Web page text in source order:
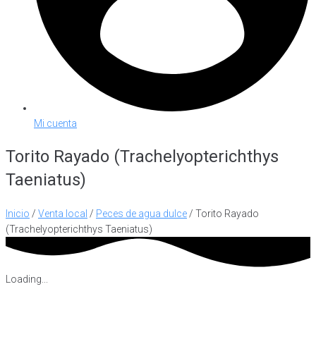
Mi cuenta
Torito Rayado (Trachelyopterichthys
Taeniatus)
Inicio / Venta local / Peces de agua dulce / Torito Rayado
(Trachelyopterichthys Taeniatus)
Loading...